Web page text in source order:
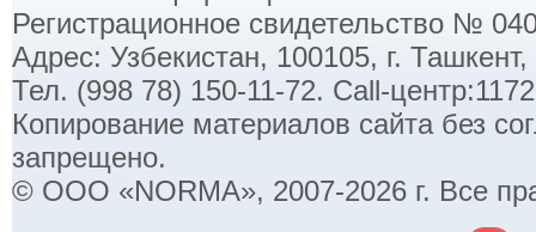
Регистрационное свидетельство №
Адрес: Узбекистан, 100105, г.
Тел. (998 78) 150-11-72. Call-
Копирование материалов сайта без
запрещено.
© ООО «NORMA», 2007-2026 г. Все